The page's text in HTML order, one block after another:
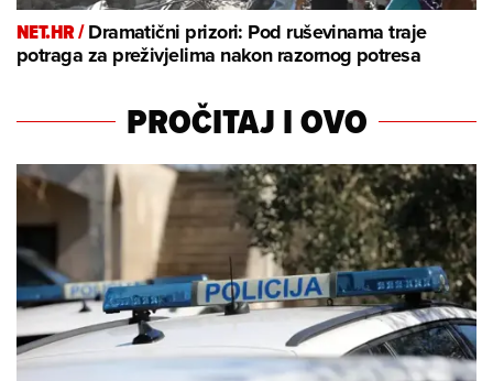
NET.HR /Dramatični prizori: Pod ruševinama traje
potraga za preživjelima nakon razornog potresa
PROČITAJ I OVO